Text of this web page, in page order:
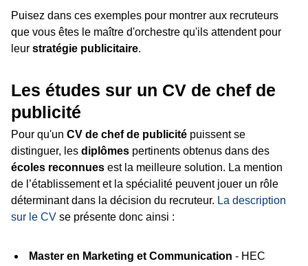
Puisez dans ces exemples pour montrer aux recruteurs
que vous êtes le maître d'orchestre qu'ils attendent pour
leur stratégie publicitaire.
Les études sur un CV de chef de
publicité
Pour qu'un CV de chef de publicité puissent se
distinguer, les diplômes pertinents obtenus dans des
écoles reconnues est la meilleure solution. La mention
de l’établissement et la spécialité peuvent jouer un rôle
déterminant dans la décision du recruteur. La description
sur le CV se présente donc ainsi :
Master en Marketing et Communication - HEC